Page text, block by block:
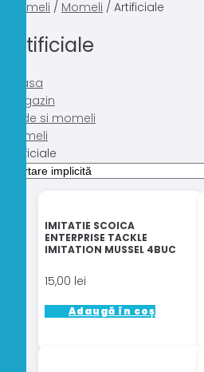
momeli / Momeli / Artificiale
Artificiale
Acasa
Magazin
Nade si momeli
Momeli
Artificiale
IMITATIE SCOICA
ENTERPRISE TACKLE
IMITATION MUSSEL 4BUC
15,00 lei
Adaugă în coș